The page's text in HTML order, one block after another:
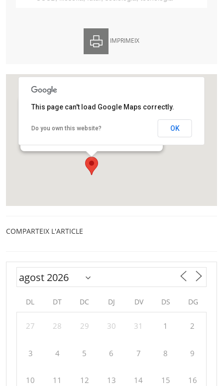
IMPRIMEIX
Centre de Cultura Contemporània de Barcelona
Carrer de Montalegre, 5
This page can't load Google Maps correctly.
Do you own this website? OK
COMPARTEIX L'ARTICLE
DL DT DC DJ DV DS DG
27 28 29 30 31 1 2
3 4 5 6 7 8 9
10 11 12 13 14 15 16